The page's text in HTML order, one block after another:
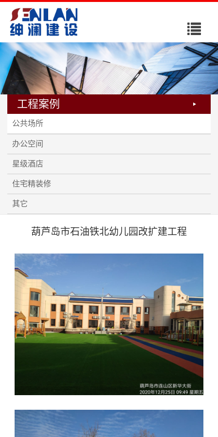
导
航
菜
单
工程案例
公共场所
办公空间
星级酒店
住宅精装修
其它
葫芦岛市石油铁北幼儿园改扩建工程